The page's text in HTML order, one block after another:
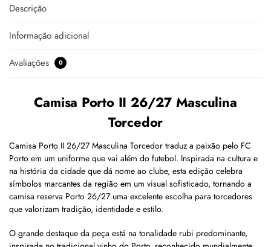
Descrição
Informação adicional
Avaliações 0
Camisa Porto II 26/27 Masculina
Torcedor
Camisa Porto II 26/27 Masculina Torcedor traduz a paixão pelo FC
Porto em um uniforme que vai além do futebol. Inspirada na cultura e
na história da cidade que dá nome ao clube, esta edição celebra
símbolos marcantes da região em um visual sofisticado, tornando a
camisa reserva Porto 26/27 uma excelente escolha para torcedores
que valorizam tradição, identidade e estilo.
O grande destaque da peça está na tonalidade rubi predominante,